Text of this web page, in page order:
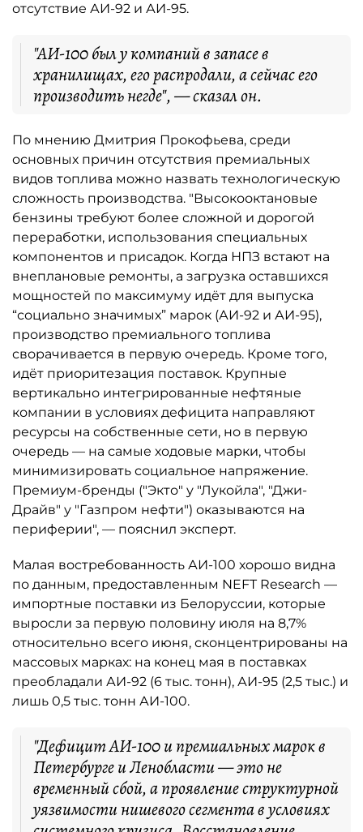
отсутствие АИ-92 и АИ-95.
"АИ-100 был у компаний в запасе в
хранилищах, его распродали, а сейчас его
производить негде", — сказал он.
По мнению Дмитрия Прокофьева, среди
основных причин отсутствия премиальных
видов топлива можно назвать технологическую
сложность производства. "Высокооктановые
бензины требуют более сложной и дорогой
переработки, использования специальных
компонентов и присадок. Когда НПЗ встают на
внеплановые ремонты, а загрузка оставшихся
мощностей по максимуму идёт для выпуска
“социально значимых” марок (АИ-92 и АИ-95),
производство премиального топлива
сворачивается в первую очередь. Кроме того,
идёт приоритезация поставок. Крупные
вертикально интегрированные нефтяные
компании в условиях дефицита направляют
ресурсы на собственные сети, но в первую
очередь — на самые ходовые марки, чтобы
минимизировать социальное напряжение.
Премиум-бренды ("Экто" у "Лукойла", "Джи-
Драйв" у "Газпром нефти") оказываются на
периферии", — пояснил эксперт.
Малая востребованность АИ-100 хорошо видна
по данным, предоставленным NEFT Research —
импортные поставки из Белоруссии, которые
выросли за первую половину июля на 8,7%
относительно всего июня, сконцентрированы на
массовых марках: на конец мая в поставках
преобладали АИ-92 (6 тыс. тонн), АИ-95 (2,5 тыс.) и
лишь 0,5 тыс. тонн АИ-100.
"Дефицит АИ-100 и премиальных марок в
Петербурге и Ленобласти — это не
временный сбой, а проявление структурной
уязвимости нишевого сегмента в условиях